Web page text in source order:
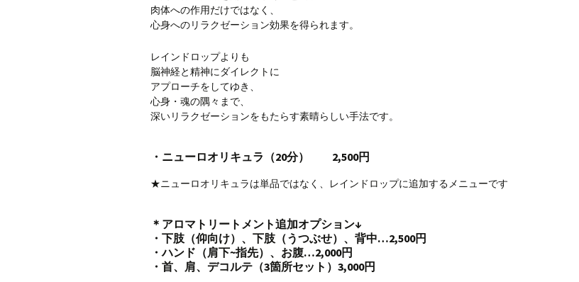
肉体への作用だけではなく、
心身へのリラクゼーション効果を得られます。
レインドロップよりも
脳神経と精神にダイレクトに
アプローチをしてゆき、
心身・魂の隅々まで、
深いリラクゼーションをもたらす素晴らしい手法です。
・ニューロオリキュラ（20分） 2,500円
★ニューロオリキュラは単品ではなく、レインドロップに追加するメニューです
＊アロマトリートメント追加オプション↓
・下肢（仰向け）、下肢（うつぶせ）、背中…2,500円
・ハンド（肩下~指先）、お腹…2,000円
・首、肩、デコルテ（3箇所セット）3,000円